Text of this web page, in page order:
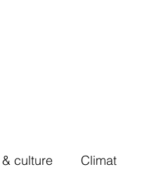
culture Climat